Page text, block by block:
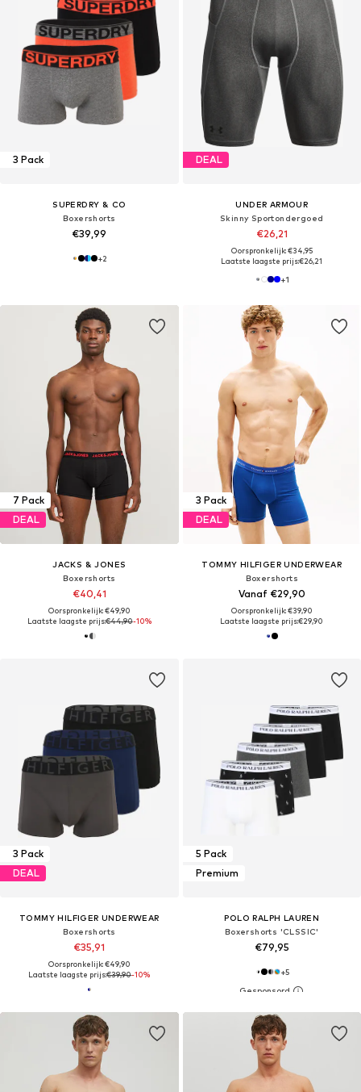
3 Pack
SUPERDRY & CO
Boxershorts
€39,99
+2
DEAL
UNDER ARMOUR
Skinny Sportondergoed
€26,21
Oorspronkelijk: €34,95
Laatste laagste prijs:€26,21
+1
7 Pack
DEAL
JACKS & JONES
Boxershorts
€40,41
Oorspronkelijk: €49,90
Laatste laagste prijs:€44,90-10%
3 Pack
DEAL
TOMMY HILFIGER UNDERWEAR
Boxershorts
Vanaf €29,90
Oorspronkelijk: €39,90
Laatste laagste prijs:€29,90
3 Pack
DEAL
TOMMY HILFIGER UNDERWEAR
Boxershorts
€35,91
Oorspronkelijk: €49,90
Laatste laagste prijs:€39,90-10%
5 Pack
Premium
POLO RALPH LAUREN
Boxershorts 'CLSSIC'
€79,95
+5